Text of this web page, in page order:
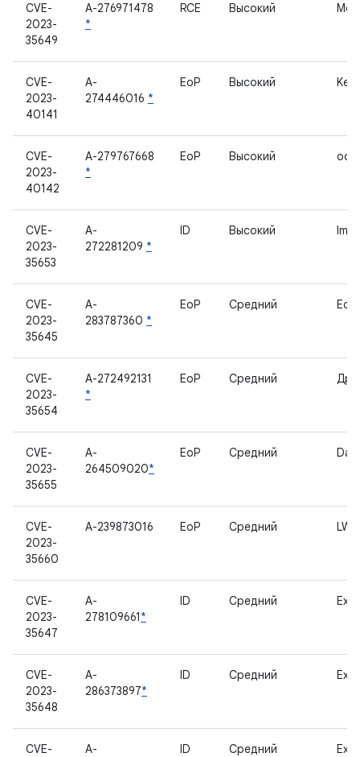
CVE-
2023-
35649
A-276971478
*
RCE Высокий
CVE-
2023-
40141
A-
274446016 *
EoP Высокий
CVE-
2023-
40142
A-279767668
*
EoP Высокий
CVE-
2023-
35653
A-
272281209 *
ID Высокий
CVE-
2023-
35645
A-
283787360 *
EoP Средний
CVE-
2023-
35654
A-272492131
*
EoP Средний
CVE-
2023-
35655
A-
264509020*
EoP Средний
CVE-
2023-
35660
A-239873016 EoP Средний
CVE-
2023-
35647
A-
278109661*
ID Средний
CVE-
2023-
35648
A-
286373897*
ID Средний
CVE-
A-
ID Средний